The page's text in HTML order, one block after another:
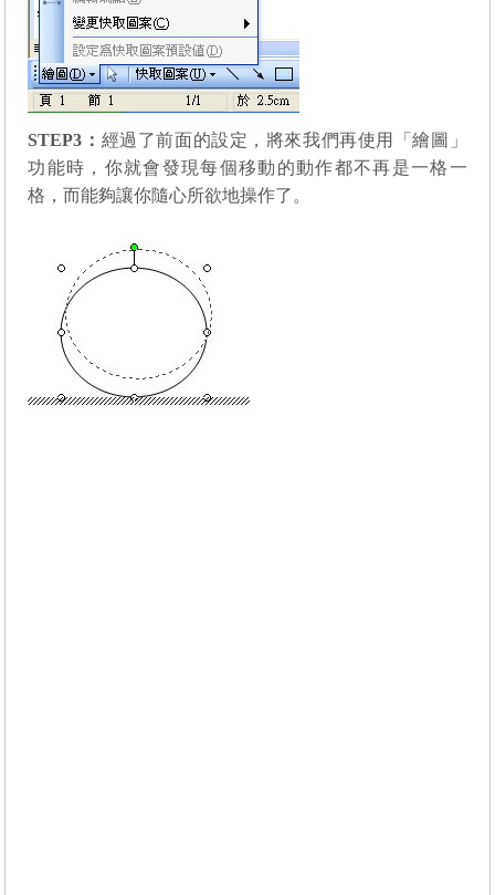
STEP3 ： 經過了前面的設定，將來我們再使用「繪圖」
功能時，你就會發現每個移動的動作都不再是一格一
格，而能夠讓你隨心所欲地操作了。